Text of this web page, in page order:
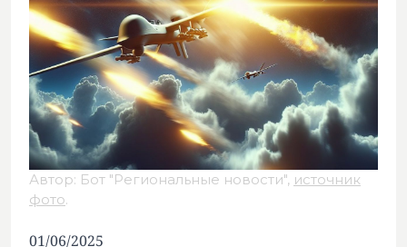
Автор: Бот "Региональные новости", источник
фото.
01/06/2025